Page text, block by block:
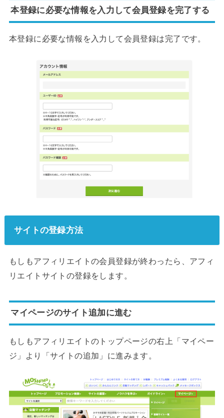
本登録に必要な情報を入力して会員登録を完了する
本登録に必要な情報を入力して会員登録は完了です。
サイトの登録方法
もしもアフィリエイトの会員登録が終わったら、アフィ
リエイトサイトの登録をします。
マイページのサイト追加に進む
もしもアフィリエイトのトップページの右上「マイペー
ジ」より「サイトの追加」に進みます。